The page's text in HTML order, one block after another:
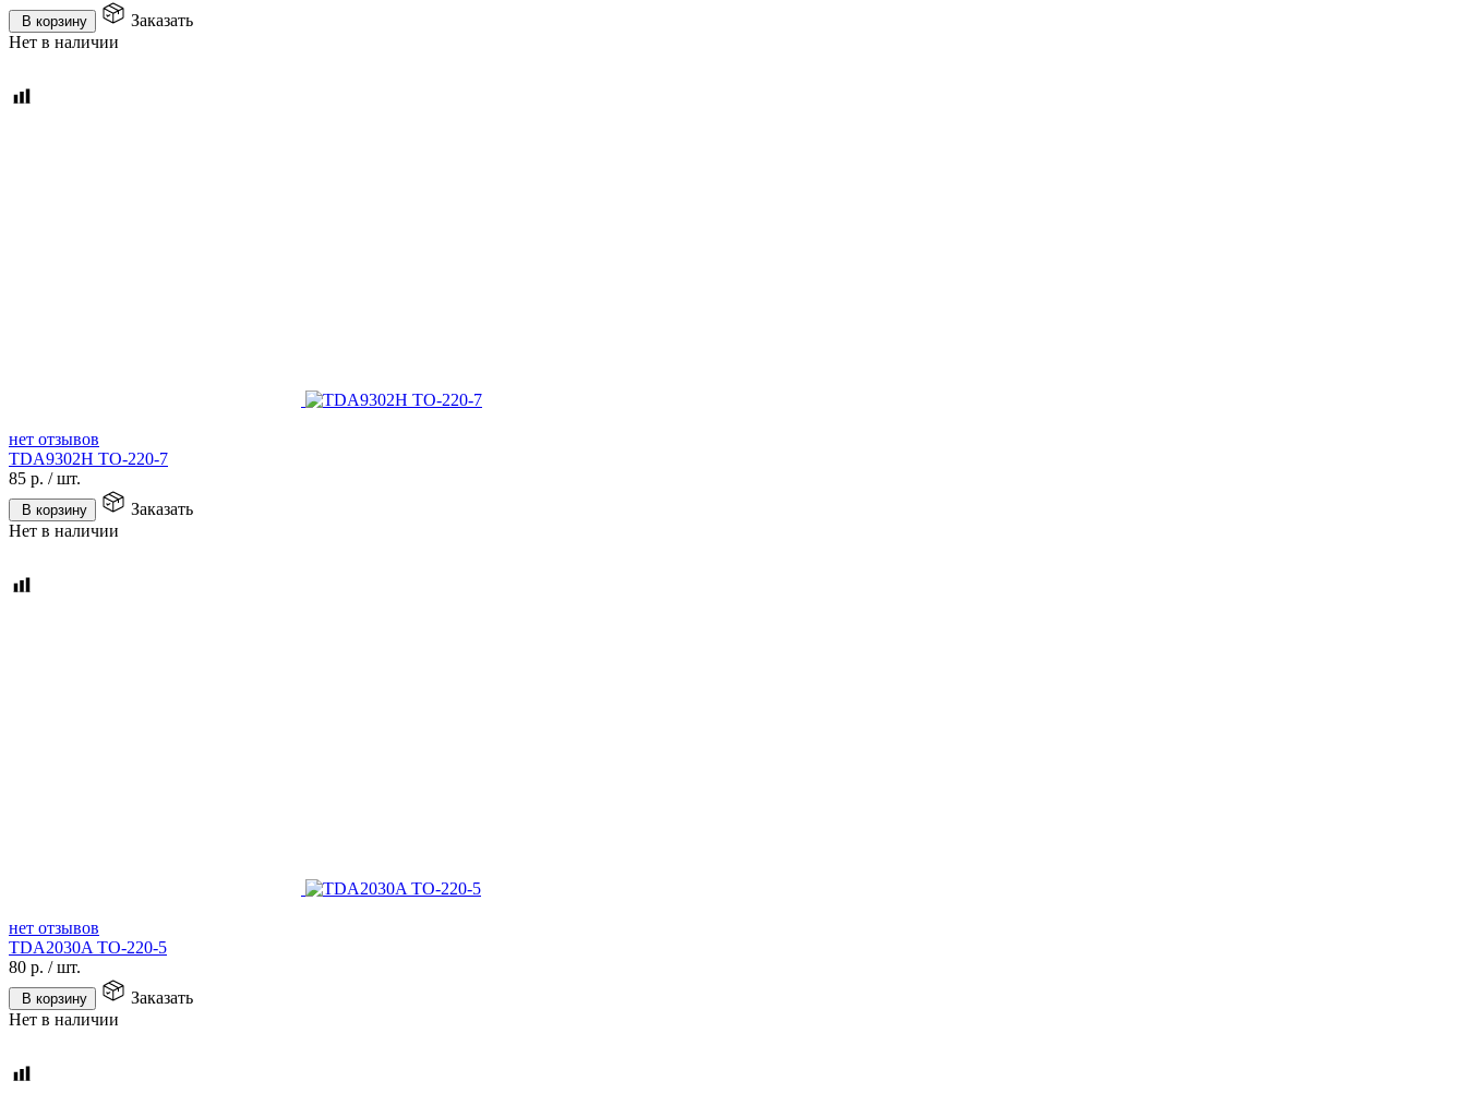
В корзину
Заказать
Нет в наличии
нет отзывов
TDA9302H TO-220-7
85 р. /шт.
В корзину
Заказать
Нет в наличии
нет отзывов
TDA2030A TO-220-5
80 р. /шт.
В корзину
Заказать
Нет в наличии